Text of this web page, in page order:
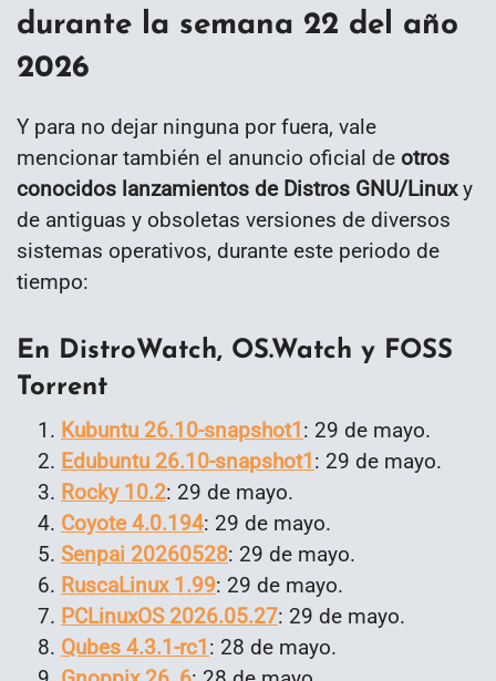
durante la semana 22 del año
2026
Y para no dejar ninguna por fuera, vale
mencionar también el anuncio oficial de otros
conocidos lanzamientos de Distros GNU/Linuxy
de antiguas y obsoletas versiones de diversos
sistemas operativos, durante este periodo de
tiempo:
En DistroWatch, OS.Watch y FOSS
Torrent
Kubuntu 26.10-snapshot1 : 29 de mayo.
Edubuntu 26.10-snapshot1 : 29 de mayo.
Rocky 10.2: 29 de mayo.
Coyote 4.0.194: 29 de mayo.
Senpai 20260528: 29 de mayo.
RuscaLinux 1.99: 29 de mayo.
PCLinuxOS 2026.05.27: 29 de mayo.
Qubes 4.3.1-rc1 : 28 de mayo.